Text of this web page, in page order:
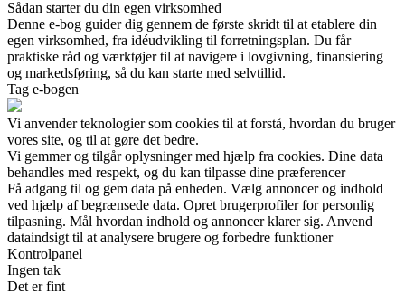
Sådan starter du din egen virksomhed
Denne e-bog guider dig gennem de første skridt til at etablere din
egen virksomhed, fra idéudvikling til forretningsplan. Du får
praktiske råd og værktøjer til at navigere i lovgivning, finansiering
og markedsføring, så du kan starte med selvtillid.
Tag e-bogen
Vi anvender teknologier som cookies til at forstå, hvordan du bruger
vores site, og til at gøre det bedre.
Vi gemmer og tilgår oplysninger med hjælp fra cookies. Dine data
behandles med respekt, og du kan tilpasse dine præferencer
Få adgang til og gem data på enheden. Vælg annoncer og indhold
ved hjælp af begrænsede data. Opret brugerprofiler for personlig
tilpasning. Mål hvordan indhold og annoncer klarer sig. Anvend
dataindsigt til at analysere brugere og forbedre funktioner
Kontrolpanel
Ingen tak
Det er fint